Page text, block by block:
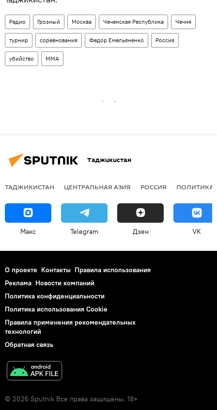
Радио Грозный Москва Чеченская Республика Чечня
турнир соревнования Федор Емельяненко Россия
убийство ММА
Таджикистан
ТАДЖИКИСТАН ЦЕНТРАЛЬНАЯ АЗИЯ РОССИЯ ПОЛИТИКА
Макс Telegram Дзен VK
О проекте Контакты Правила использования
Реклама Новости компаний
Политика конфиденциальности
Политика использования Cookie
Правила применения рекомендательных
технологий
Обратная связь
© 2026 Sputnik Все права защищены. 18+